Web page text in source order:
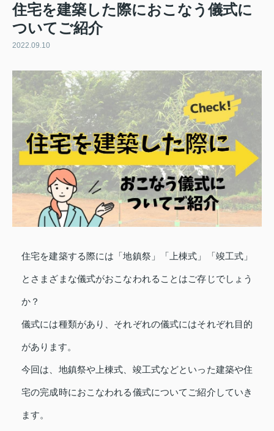
住宅を建築した際におこなう儀式に
ついてご紹介
2022.09.10
住宅を建築する際には「地鎮祭」「上棟式」「竣工式」
とさまざまな儀式がおこなわれることはご存じでしょう
か？
儀式には種類があり、それぞれの儀式にはそれぞれ目的
があります。
今回は、地鎮祭や上棟式、竣工式などといった建築や住
宅の完成時におこなわれる儀式についてご紹介していき
ます。